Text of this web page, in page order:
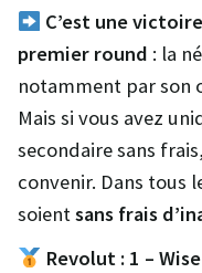
C’est une
premier round : la
notamment par son
Mais si vous avez
secondaire sans
convenir. Dans tous
soientsans frais
Revolut : 1 –